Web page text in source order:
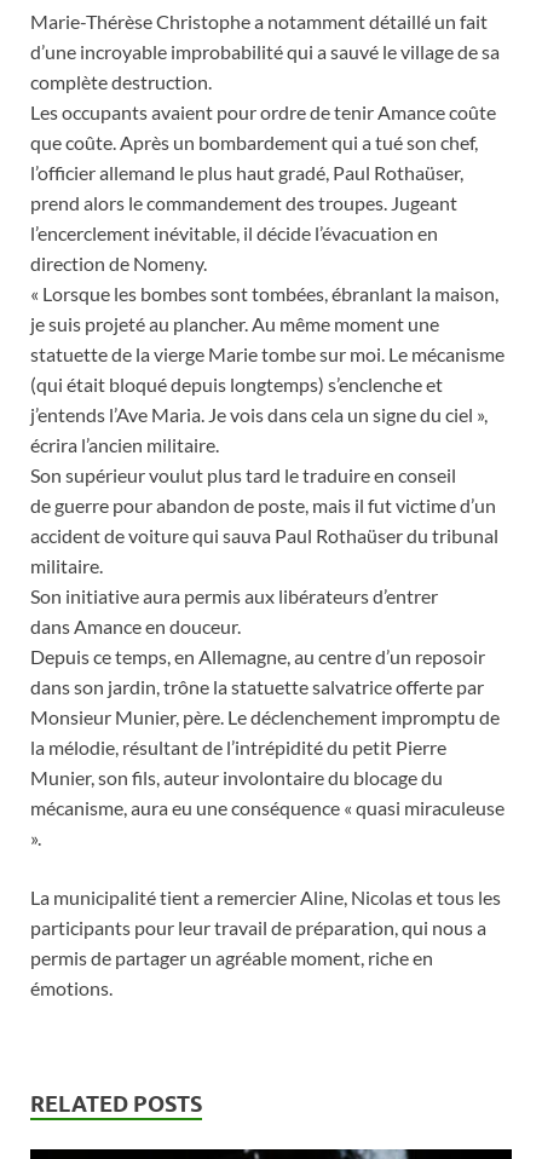
Marie-Thérèse Christophe a notamment détaillé un fait
d’une incroyable improbabilité qui a sauvé le village de sa
complète destruction.
Les occupants avaient pour ordre de tenir Amance coûte
que coûte. Après un bombardement qui a tué son chef,
l’officier allemand le plus haut gradé, Paul Rothaüser,
prend alors le commandement des troupes. Jugeant
l’encerclement inévitable, il décide l’évacuation en
direction de Nomeny.
« Lorsque les bombes sont tombées, ébranlant la maison,
je suis projeté au plancher. Au même moment une
statuette de la vierge Marie tombe sur moi. Le mécanisme
(qui était bloqué depuis longtemps) s’enclenche et
j’entends l’Ave Maria. Je vois dans cela un signe du ciel »,
écrira l’ancien militaire.
Son supérieur voulut plus tard le traduire en conseil
de guerre pour abandon de poste, mais il fut victime d’un
accident de voiture qui sauva Paul Rothaüser du tribunal
militaire.
Son initiative aura permis aux libérateurs d’entrer
dans Amance en douceur.
Depuis ce temps, en Allemagne, au centre d’un reposoir
dans son jardin, trône la statuette salvatrice offerte par
Monsieur Munier, père. Le déclenchement impromptu de
la mélodie, résultant de l’intrépidité du petit Pierre
Munier, son fils, auteur involontaire du blocage du
mécanisme, aura eu une conséquence « quasi miraculeuse
».
La municipalité tient a remercier Aline, Nicolas et tous les
participants pour leur travail de préparation, qui nous a
permis de partager un agréable moment, riche en
émotions.
RELATED POSTS